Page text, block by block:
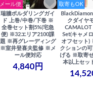
メール便
瑞牆ボルダリングガイ
ド 上巻/中巻/下巻 ※
全巻セット割5%(宅急
便) ※32エリア2100課
題 ※再グレーディング
※室井登喜夫監修 ※メ
ール便対応
4,840円
取寄もOK
クダイヤ
Set(キャメ
オフセット)
クションの
げる ※取寄
本以上セッ